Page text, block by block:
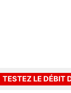
TESTEZ LE DÉBIT